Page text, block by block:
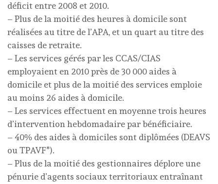
déficit entre 2008 et 2010.
– Plus de la moitié des heures à domicile sont
réalisées au titre de l’APA, et un quart au titre des
caisses de retraite.
– Les services gérés par les CCAS/CIAS
employaient en 2010 près de 30 000 aides à
domicile et plus de la moitié des services emploie
au moins 26 aides à domicile.
– Les services effectuent en moyenne trois heures
d’intervention hebdomadaire par bénéficiaire.
– 40% des aides à domiciles sont diplômées (DEAVS
ou TPAVF*).
– Plus de la moitié des gestionnaires déplore une
pénurie d’agents sociaux territoriaux entraînant